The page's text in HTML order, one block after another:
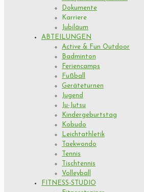
Dokumente
Karriere
Jubiläum
ABTEILUNGEN
Active & Fun Outdoor
Badminton
Feriencamps
Fußball
Geräteturnen
Jugend
Ju-Jutsu
Kindergeburtstag
Kobudo
Leichtathletik
Taekwondo
Tennis
Tischtennis
Volleyball
FITNESS-STUDIO